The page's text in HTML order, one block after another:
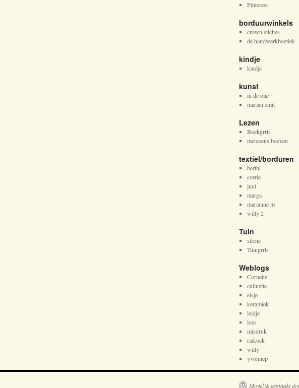
Pinterest
borduurwinkels
crown stiches
de handwerkboetiek
kindje
kindje
kunst
in de olie
marjan smit
Lezen
Boekgrrls
meizoens boeken
textiel/borduren
berthi
corrie
juul
marga
marianne m
willy 2
Tuin
silene
Tuingrrls
Weblogs
Cornette
culinette
elsje
keramiek
leidje
loes
misdruk
riakock
willy
yvonnep
Mogelijk gemaakt